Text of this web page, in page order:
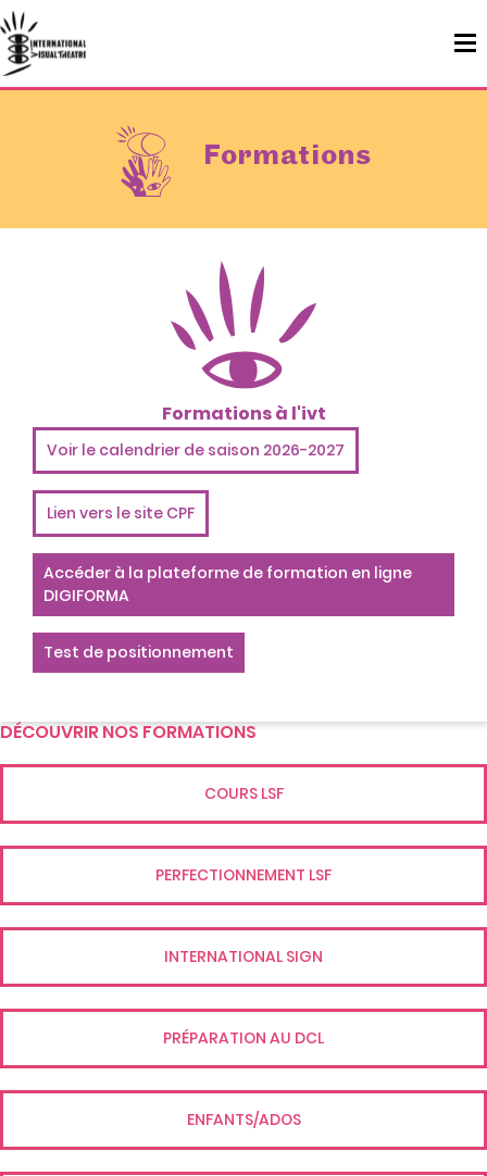
Formations
Formations à l'ivt
Voir le calendrier de saison 2026-2027
Lien vers le site CPF
Accéder à la plateforme de formation en ligne
DIGIFORMA
Test de positionnement
DÉCOUVRIR NOS FORMATIONS
COURS LSF
PERFECTIONNEMENT LSF
INTERNATIONAL SIGN
PRÉPARATION AU DCL
ENFANTS/ADOS